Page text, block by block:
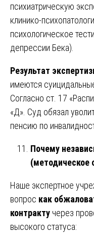
психиатрическую
клинико-
психологическое
депрессии Бека).
Результат
имеются
Согласно ст. 17
«Д». Суд обязал
пенсию по
Почему
(методическое
Наше экспертное
вопрос как
контракту через
высокого статуса: